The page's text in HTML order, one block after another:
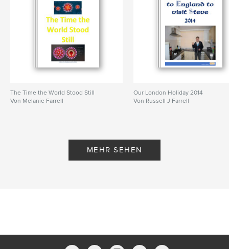
The Time the World Stood Still
Von Melanie Farrell
Our London Holiday 2014
Von Russell J Farrell
MEHR SEHEN